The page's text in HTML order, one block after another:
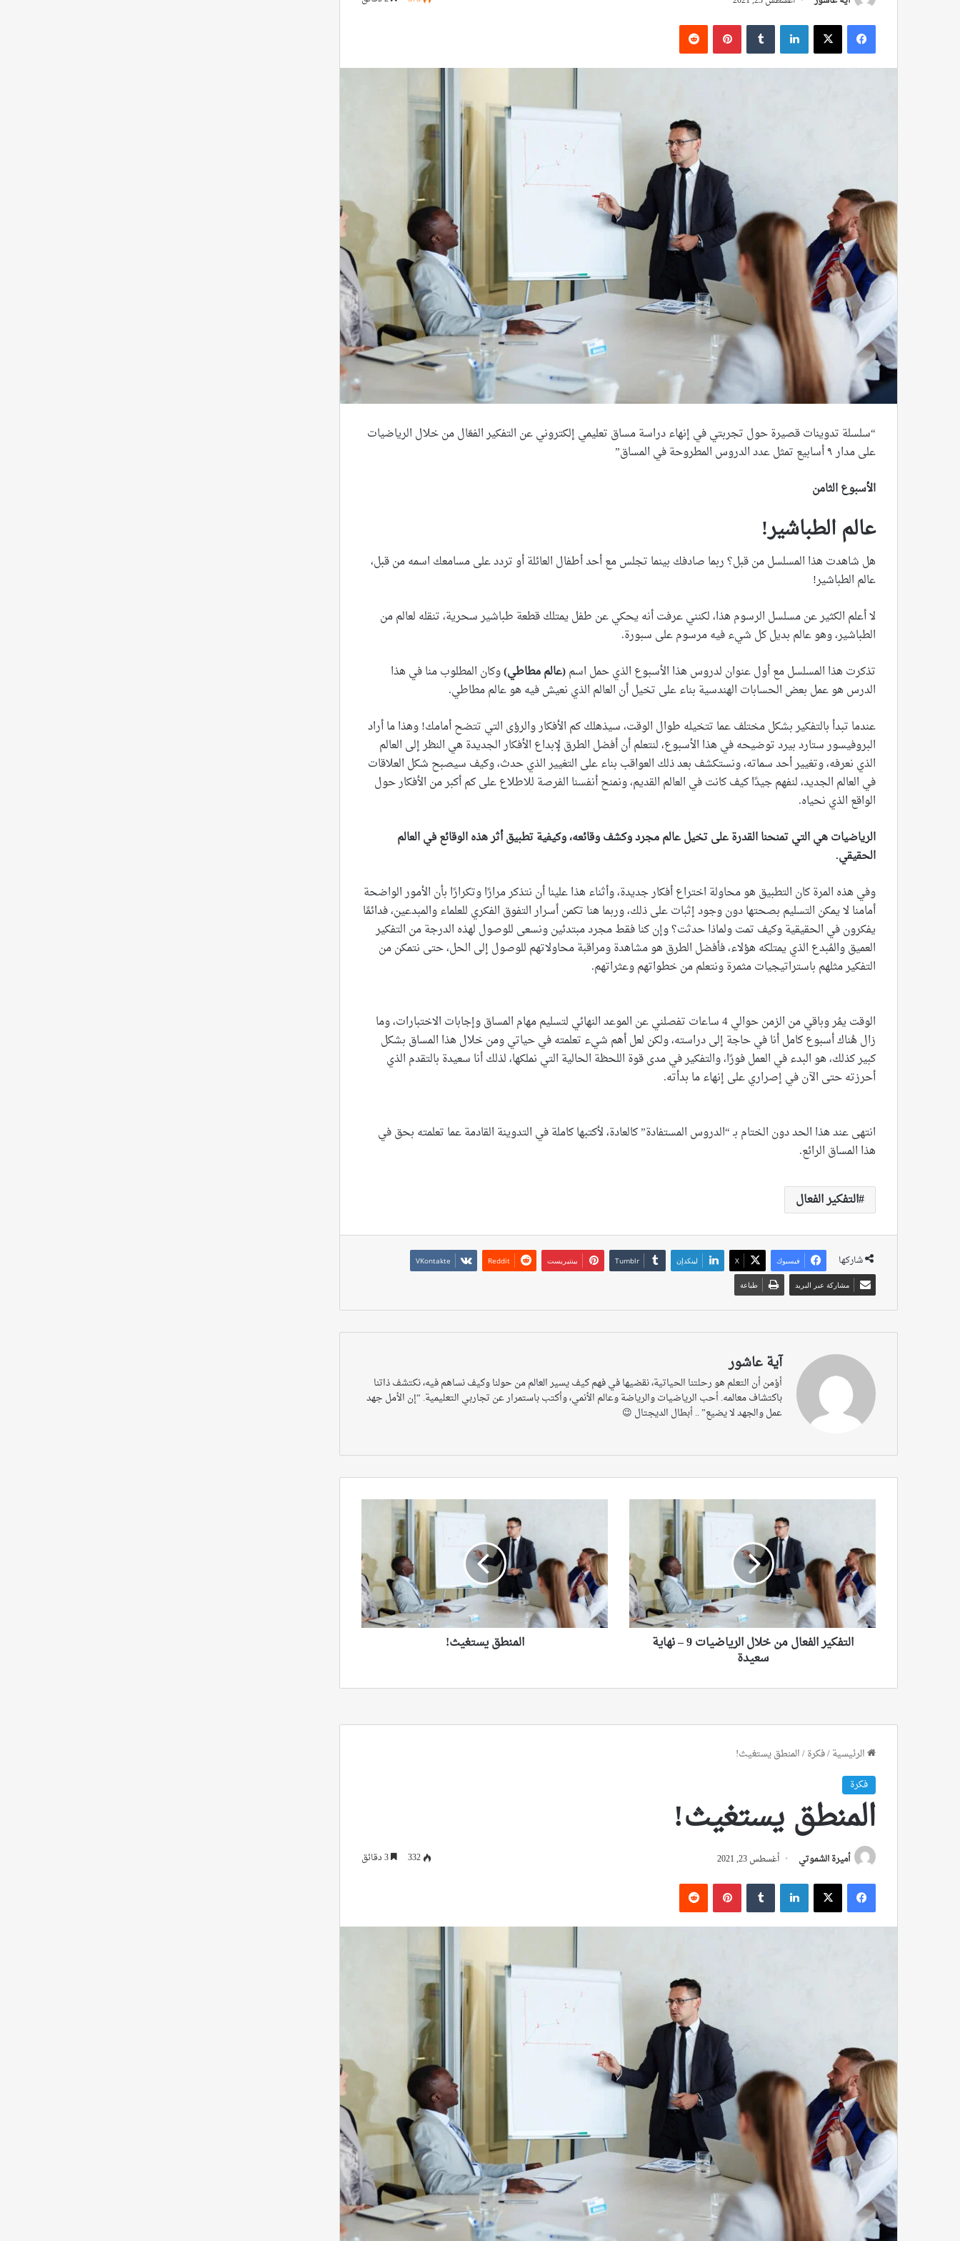
فيسبوك ‫X لينكدإن بينتيريست
“سلسلة تدوينات قصيرة حول تجربتي في إنهاء دراسة مساق تعليمي إلكتروني عن التفكير الفعّال من خلال الرياضيات
على مدار ٩ أسابيع تمثل عدد الدروس المطروحة في المساق”
الأسبوع الثامن
عالم الطباشير!
هل شاهدت هذا المسلسل من قبل؟ ربما صادفك بينما تجلس مع أحد أطفال العائلة أو تردد على مسامعك اسمه من قبل،
عالم الطباشير!
لا أعلم الكثير عن مسلسل الرسوم هذا، لكنني عرفت أنه يحكي عن طفل يمتلك قطعة طباشير سحرية، تنقله لعالم من
الطباشير، وهو عالم بديل كل شيء فيه مرسوم على سبورة.
تذكرت هذا المسلسل مع أول عنوان لدروس هذا الأسبوع الذي حمل اسم(عالم مطاطي)وكان المطلوب منا في هذا
الدرس هو عمل بعض الحسابات الهندسية بناء على تخيل أن العالم الذي نعيش فيه هو عالم مطاطي.
عندما تبدأ بالتفكير بشكل مختلف عما تتخيله طوال الوقت، سيذهلك كم الأفكار والرؤى التي تتضح أمامك! وهذا ما أراد
البروفيسور ستارد بيرد توضيحه في هذا الأسبوع، لنتعلم أن أفضل الطرق لإبداع الأفكار الجديدة هي النظر إلى العالم
الذي نعرفه، وتغيير أحد سماته، ونستكشف بعد ذلك العواقب بناء على التغيير الذي حدث، وكيف سيصبح شكل العلاقات
في العالم الجديد، لنفهم جيدًا كيف كانت في العالم القديم، ونمنح أنفسنا الفرصة للاطلاع على كم أكبر من الأفكار حول
الواقع الذي نحياه.
الرياضيات هي التي تمنحنا القدرة على تخيل عالم مجرد وكشف وقائعه، وكيفية تطبيق أثر هذه الوقائع في العالم
الحقيقي.
وفي هذه المرة كان التطبيق هو محاولة اختراع أفكار جديدة، وأثناء هذا علينا أن نتذكر مرارًا وتكرارًا بأن الأمور الواضحة
أمامنا لا يمكن التسليم بصحتها دون وجود إثبات على ذلك، وربما هنا تكمن أسرار التفوق الفكري للعلماء والمبدعين، فدائمًا
يفكرون في الحقيقية وكيف تمت ولماذا حدثت؟ وإن كنا فقط مجرد مبتدئين ونسعى للوصول لهذه الدرجة من التفكير
العميق والمُبدع الذي يمتلكه هؤلاء، فأفضل الطرق هو مشاهدة ومراقبة محاولاتهم للوصول إلى الحل، حتى نتمكن من
التفكير مثلهم باستراتيجيات مثمرة ونتعلم من خطواتهم وعثراتهم.
الوقت يمُر وباقي من الزمن حوالي 4 ساعات تفصلني عن الموعد النهائي لتسليم مهام المساق وإجابات الاختبارات، وما
زال هُناك أسبوع كامل أنا في حاجة إلى دراسته، ولكن لعل أهم شيء تعلمته في حياتي ومن خلال هذا المساق بشكل
كبير كذلك، هو البدء في العمل فورًا، والتفكير في مدى قوة اللحظة الحالية التي نملكها، لذلك أنا سعيدة بالتقدم الذي
أحرزته حتى الآن في إصراري على إنهاء ما بدأته.
انتهى عند هذا الحد دون الختام بـ “الدروس المستفادة” كالعادة، لأكتبها كاملة في التدوينة القادمة عما تعلمته بحق في
هذا المساق الرائع.
التفكير الفعال
شاركها فيسبوك ‫X لينكدإن بينتيريست
مشاركة عبر البريد طباعة
آية عاشور
أؤمن أن التعلم هو رحلتنا الحياتية، نقضيها في فهم كيف يسير العالم من حولنا وكيف نساهم فيه، نكتشف ذاتنا
باكتشاف معالمه. أحب الرياضيات والرياضة وعالم الأنمي، وأكتب باستمرار عن تجاربي التعليمية. “إن الأمل جهد
عمل والجهد لا يضيع” .. أبطال الديجتال 😉
خلال
الرياضيات
9
نهاية
سعيدة
التفكير الفعال من خلال الرياضيات 9 – نهاية
سعيدة
المنطق يستغيث!